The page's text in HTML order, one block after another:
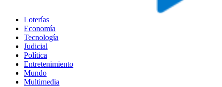
Loterías
Economía
Tecnología
Judicial
Política
Entretenimiento
Mundo
Multimedia